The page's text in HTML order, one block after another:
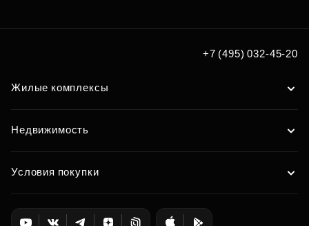
+7 (495) 032-45-20
Жилые комплексы
Недвижимость
Условия покупки